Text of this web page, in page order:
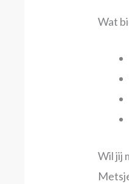
Wat
Wil jij